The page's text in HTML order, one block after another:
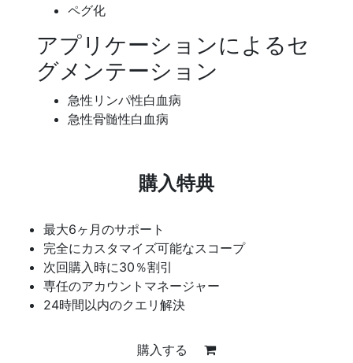
ペグ化
アプリケーションによるセ
グメンテーション
急性リンパ性白血病
急性骨髄性白血病
購入特典
最大6ヶ月のサポート
完全にカスタマイズ可能なスコープ
次回購入時に30％割引
専任のアカウントマネージャー
24時間以内のクエリ解決
購入する